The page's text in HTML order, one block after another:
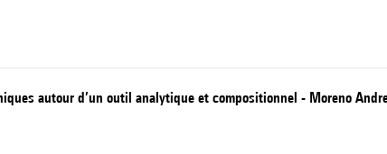
autour d’un outil analytique et compositionnel - Moreno